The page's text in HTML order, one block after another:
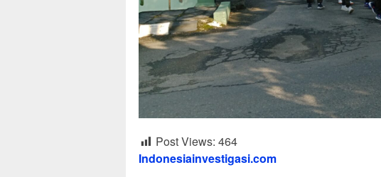
Post Views: 464
Indonesiainvestigasi.com